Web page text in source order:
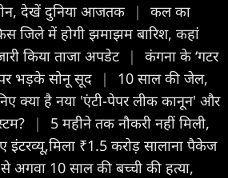
देखें दुन‍िया आजतक
|
कल का
जिले में होगी झमाझम बारिश, कहां
किया ताजा अपडेट |
कंगना के ‘गटर
पर भड़के सोनू सूद
|
10 साल की जेल,
क्या है नया 'एंटी-पेपर लीक कानून' और
|
5 महीने तक नौकरी नहीं मिली,
₹1.5 करोड़ सालाना पैकेज
अगवा 10 साल की बच्ची की हत्या,